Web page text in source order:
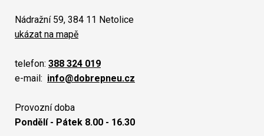
Nádražní 59, 384 11 Netolice
ukázat na mapě
telefon: 388 324 019
e-mail: info@dobrepneu.cz
Provozní doba
Pondělí - Pátek 8.00 - 16.30